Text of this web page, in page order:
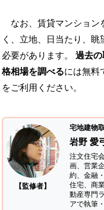
なお、賃貸マンショ
く、立地、日当たり、
必要があります。 過去
格相場を調べるには無料
をご利用ください。
【監修者】
宅地建物
岩野 愛
注文住宅
画、営業
約、金融
住宅、商
動産専門
アで執筆